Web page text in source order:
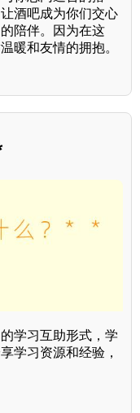
酒吧成为你们交心
陪伴。因为在这
暖和友情的拥抱。
学习互助形式，学
学习资源和经验，